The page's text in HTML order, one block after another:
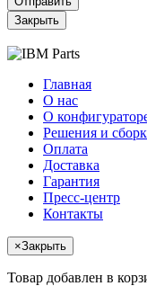
Закрыть
Главная
О нас
О
Решения и
Оплата
Доставка
Гарантия
Пресс-центр
Контакты
×Закрыть
Товар добавлен в